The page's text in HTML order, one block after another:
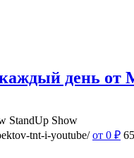
день от
StandUp Show
tnt-i-youtube/ от 0 ₽